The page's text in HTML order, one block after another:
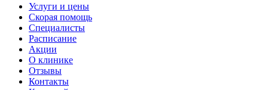
Услуги и цены
Скорая помощь
Специалисты
Расписание
Акции
О клинике
Отзывы
Контакты